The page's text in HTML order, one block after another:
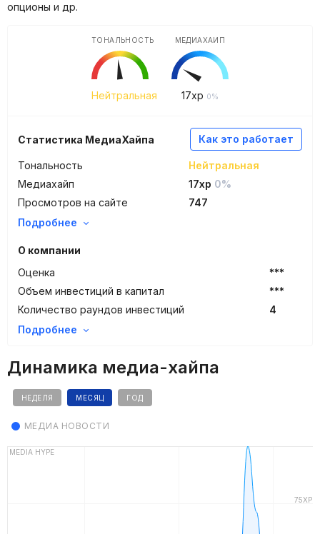
опционы и др.
Нейтральная
ТОНАЛЬНОСТЬ
17xp 0%
МЕДИАХАЙП
Как это работает
Статистика МедиаХайпа
Тональность
Нейтральная
Медиахайп
17xp 0%
Просмотров на сайте
747
Подробнее
О компании
Оценка
***
Объем инвестиций в капитал
***
Количество раундов инвестиций
4
Подробнее
Динамика медиа-хайпа
НЕДЕЛЯ МЕСЯЦ ГОД
МЕДИА НОВОСТИ